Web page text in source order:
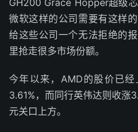
微软这样的公司需要有这样
给这些公司一个无法拒绝的
里抢走很多市场份额。
今年以来，AMD的股价已
3.61%，而同行英伟达则收涨
元关口上方。